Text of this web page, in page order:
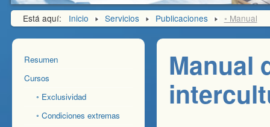
Está aquí: Inicio Servicios Publicaciones ◦ Manual
Resumen
Cursos
◦ Exclusividad
◦ Condiciones extremas
Manual